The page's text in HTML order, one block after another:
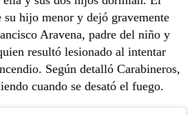
hijo menor y dejó gravemente
Aravena, padre del niño y
resultó lesionado al intentar
Según detalló Carabineros,
cuando se desató el fuego.